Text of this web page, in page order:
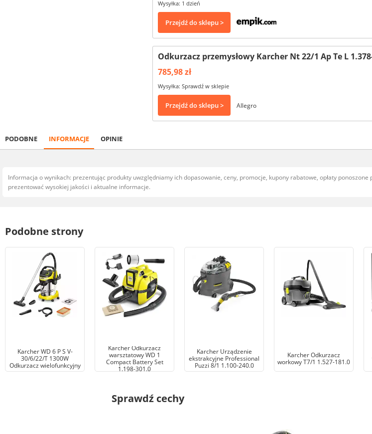
Wysyłka: 1 dzień
Przejdź do sklepu >
Odkurzacz przemysłowy Karcher Nt 22/1 Ap Te L
785,98 zł
Wysyłka: Sprawdź w sklepie
Przejdź do sklepu > Allegro
PODOBNE INFORMACJE OPINIE
Informacja o wynikach: prezentując produkty uwzględniamy ich dopasowanie, ceny, promocje, kupony rabatowe, opłaty
prezentować wysokiej jakości i aktualne informacje.
Podobne strony
Karcher WD 6 P S V-
30/6/22/T 1300W
Odkurzacz wielofunkcyjny
Karcher Odkurzacz
warsztatowy WD 1
Compact Battery Set
1.198-301.0
Karcher Urządzenie
ekstrakcyjne Professional
Puzzi 8/1 1.100-240.0
Karcher Odkurzacz
workowy T7/1 1.527-181.0
Sprawdź cechy